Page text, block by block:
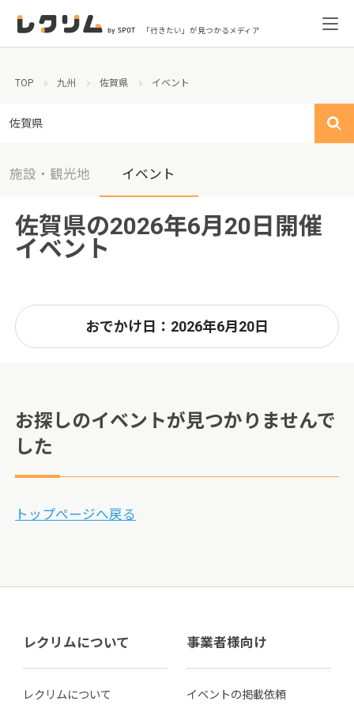
「行きたい」が見つかるメディア
TOP 九州 佐賀県 イベント
佐賀県
施設・観光地 イベント
佐賀県の2026年6月20日開催
イベント
おでかけ日：2026年6月20日
お探しのイベントが見つかりませんで
した
トップページへ戻る
レクリムについて
レクリムについて
事業者様向け
イベントの掲載依頼